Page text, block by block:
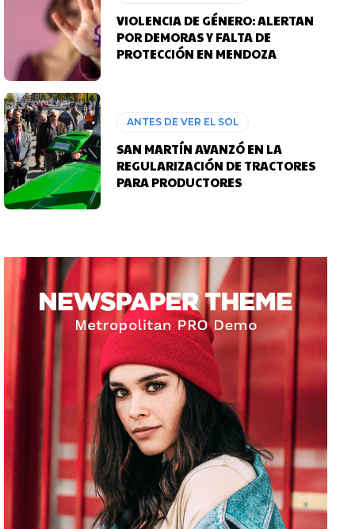
VIOLENCIA DE GÉNERO: ALERTAN
POR DEMORAS Y FALTA DE
PROTECCIÓN EN MENDOZA
ANTES DE VER EL SOL
SAN MARTÍN AVANZÓ EN LA
REGULARIZACIÓN DE TRACTORES
PARA PRODUCTORES